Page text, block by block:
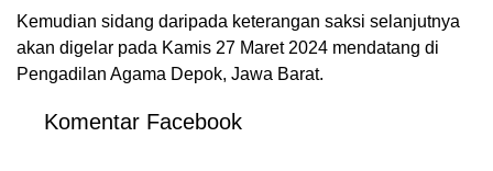
Kemudian sidang daripada keterangan saksi selanjutnya
akan digelar pada Kamis 27 Maret 2024 mendatang di
Pengadilan Agama Depok, Jawa Barat.
Komentar Facebook